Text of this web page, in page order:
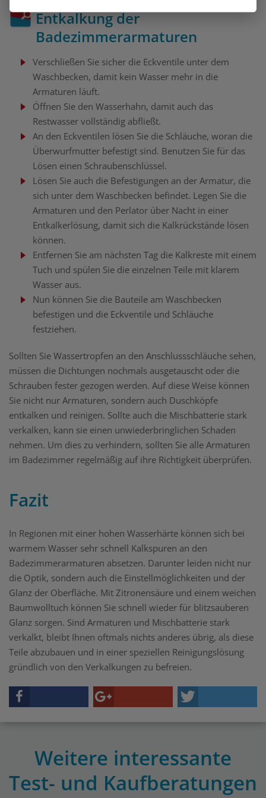
Entkalkung der
Badezimmerarmaturen
Verschließen Sie sicher die Eckventile unter dem
Waschbecken, damit kein Wasser mehr in die
Armaturen läuft.
Öffnen Sie den Wasserhahn, damit auch das
Restwasser vollständig abfließt.
An den Eckventilen lösen Sie die Schläuche, woran die
Überwurfmutter befestigt sind. Benutzen Sie für das
Lösen einen Schraubenschlüssel.
Lösen Sie auch die Befestigungen an der Armatur, die
sich unter dem Waschbecken befindet. Legen Sie die
Armaturen und den Perlator über Nacht in einer
Entkalkerlösung, damit sich die Kalkrückstände lösen
können.
Entfernen Sie am nächsten Tag die Kalkreste mit einem
Tuch und spülen Sie die einzelnen Teile mit klarem
Wasser aus.
Nun können Sie die Bauteile am Waschbecken
befestigen und die Eckventile und Schläuche
festziehen.
Sollten Sie Wassertropfen an den Anschlussschläuche sehen,
müssen die Dichtungen nochmals ausgetauscht oder die
Schrauben fester gezogen werden. Auf diese Weise können
Sie nicht nur Armaturen, sondern auch Duschköpfe
entkalken und reinigen. Sollte auch die Mischbatterie stark
verkalken, kann sie einen unwiederbringlichen Schaden
nehmen. Um dies zu verhindern, sollten Sie alle Armaturen
im Badezimmer regelmäßig auf ihre Richtigkeit überprüfen.
Fazit
In Regionen mit einer hohen Wasserhärte können sich bei
warmem Wasser sehr schnell Kalkspuren an den
Badezimmerarmaturen absetzen. Darunter leiden nicht nur
die Optik, sondern auch die Einstellmöglichkeiten und der
Glanz der Oberfläche. Mit Zitronensäure und einem weichen
Baumwolltuch können Sie schnell wieder für blitzsauberen
Glanz sorgen. Sind Armaturen und Mischbatterie stark
verkalkt, bleibt Ihnen oftmals nichts anderes übrig, als diese
Teile abzubauen und in einer speziellen Reinigungslösung
gründlich von den Verkalkungen zu befreien.
Weitere interessante
Test- und Kaufberatungen